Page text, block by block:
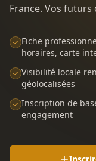
France. Vos
Fiche
horaires, carte
Visibilité locale
géolocalisées
Inscription de
engagement